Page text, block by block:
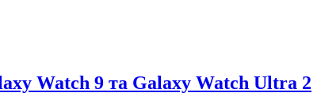
Watch 9 та Galaxy Watch Ultra 2